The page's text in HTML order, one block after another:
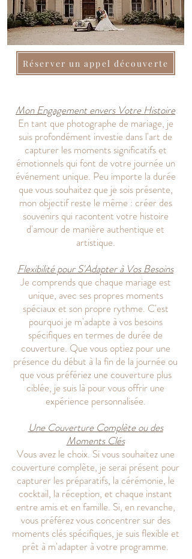
Réserver un appel découverte
Mon Engagement envers Votre Histoire
En tant que photographe de mariage, je
suis profondément investie dans l'art de
capturer les moments significatifs et
émotionnels qui font de votre journée un
événement unique. Peu importe la durée
que vous souhaitez que je sois présente,
mon objectif reste le même : créer des
souvenirs qui racontent votre histoire
d'amour de manière authentique et
artistique.
Flexibilité pour S'Adapter à Vos Besoins
Je comprends que chaque mariage est
unique, avec ses propres moments
spéciaux et son propre rythme. C'est
pourquoi je m'adapte à vos besoins
spécifiques en termes de durée de
couverture. Que vous optiez pour une
présence du début à la fin de la journée ou
que vous préfériez une couverture plus
ciblée, je suis là pour vous offrir une
expérience personnalisée.
Une Couverture Complète ou des
Moments Clés
Vous avez le choix. Si vous souhaitez une
couverture complète, je serai présent pour
capturer les préparatifs, la cérémonie, le
cocktail, la réception, et chaque instant
entre amis et en famille. Si, en revanche,
vous préférez vous concentrer sur des
moments clés spécifiques, je suis flexible et
prêt à m'adapter à votre programme.